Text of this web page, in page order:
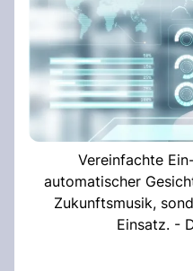
Vereinfachte
automatischer
Zukunftsmusik,
Einsatz. -